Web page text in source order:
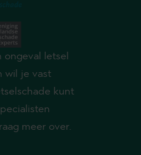
letsel
wil je vast
kunt
meer over.